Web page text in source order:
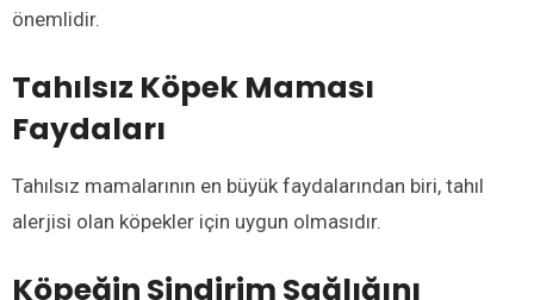
önemlidir.
Tahılsız Köpek Maması
Faydaları
Tahılsız mamalarının en büyük faydalarından biri, tahıl
alerjisi olan köpekler için uygun olmasıdır.
Köpeğin Sindirim Sağlığını